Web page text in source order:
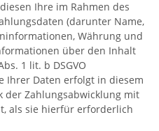
Ihre im Rahmen des
(darunter Name,
Währung und
über den Inhalt
1 lit. b DSGVO
Ihrer Daten erfolgt in diesem
der Zahlungsabwicklung mit
als sie hierfür erforderlich